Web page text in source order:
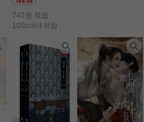
742원 적립
100point 적립